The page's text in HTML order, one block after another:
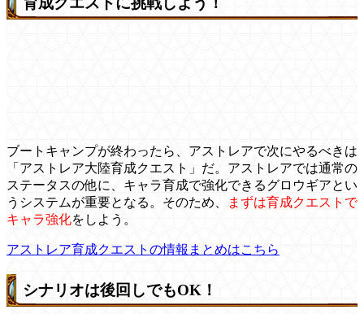
ブートキャンプが終わったら、アストレアで次にやるべきは
「アストレア大陸育成クエスト」だ。アストレアでは通常の
ステータスの他に、キャラ育成で強化できるグロウギアとい
うシステムが重要となる。そのため、
まずは育成クエストで
キャラ強化をしよう。
アストレア育成クエストの情報まとめはこちら
シナリオは後回しでもOK！